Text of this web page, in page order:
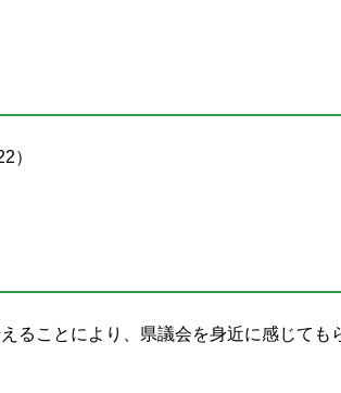
）
ることにより、県議会を身近に感じて